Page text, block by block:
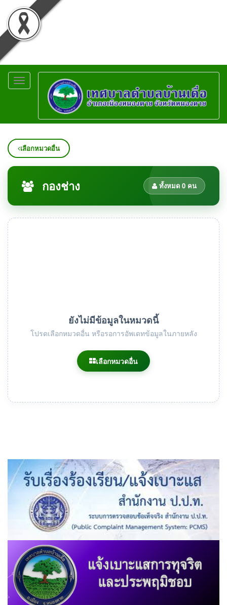
Toggle
navigation
เลือกหมวดอื่น
กองช่าง ทั้งหมด 0 คน
ยังไม่มีข้อมูลในหมวดนี้
โปรดเลือกหมวดอื่น หรือรอการอัพเดทข้อมูลในภายหลัง
เลือกหมวดอื่น